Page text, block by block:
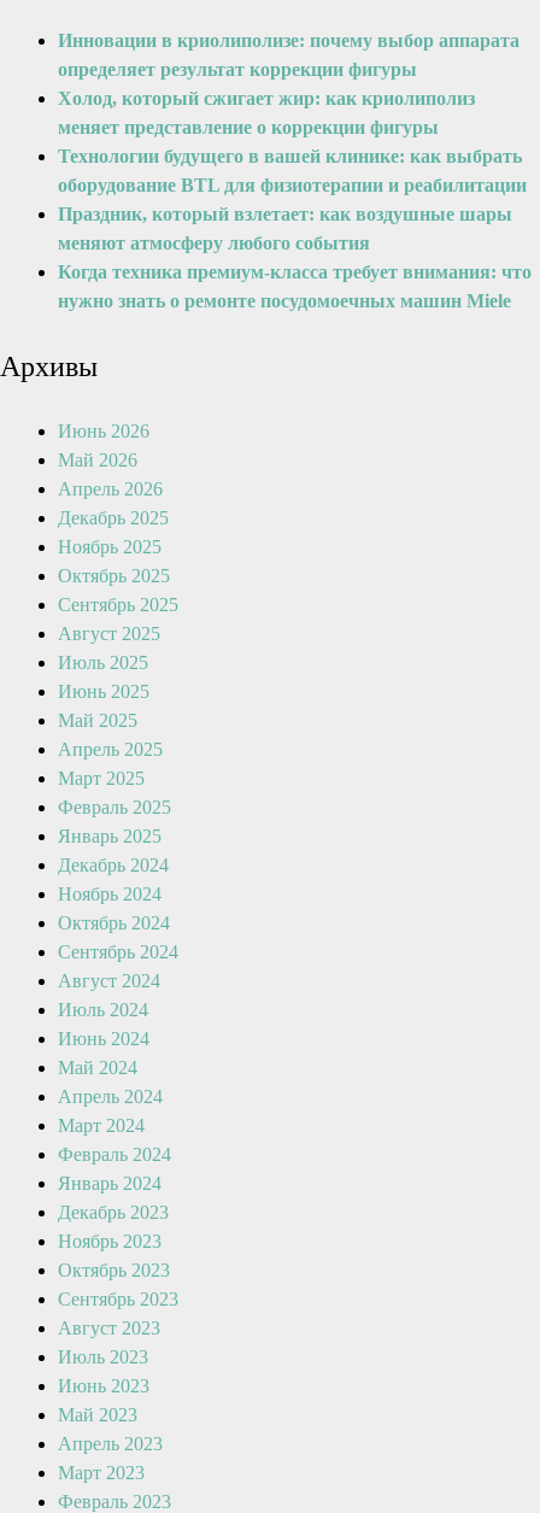
Инновации в криолиполизе: почему выбор аппарата
определяет результат коррекции фигуры
Холод, который сжигает жир: как криолиполиз
меняет представление о коррекции фигуры
Технологии будущего в вашей клинике: как выбрать
оборудование BTL для физиотерапии и реабилитации
Праздник, который взлетает: как воздушные шары
меняют атмосферу любого события
Когда техника премиум-класса требует внимания: что
нужно знать о ремонте посудомоечных машин Miele
Архивы
Июнь 2026
Май 2026
Апрель 2026
Декабрь 2025
Ноябрь 2025
Октябрь 2025
Сентябрь 2025
Август 2025
Июль 2025
Июнь 2025
Май 2025
Апрель 2025
Март 2025
Февраль 2025
Январь 2025
Декабрь 2024
Ноябрь 2024
Октябрь 2024
Сентябрь 2024
Август 2024
Июль 2024
Июнь 2024
Май 2024
Апрель 2024
Март 2024
Февраль 2024
Январь 2024
Декабрь 2023
Ноябрь 2023
Октябрь 2023
Сентябрь 2023
Август 2023
Июль 2023
Июнь 2023
Май 2023
Апрель 2023
Март 2023
Февраль 2023